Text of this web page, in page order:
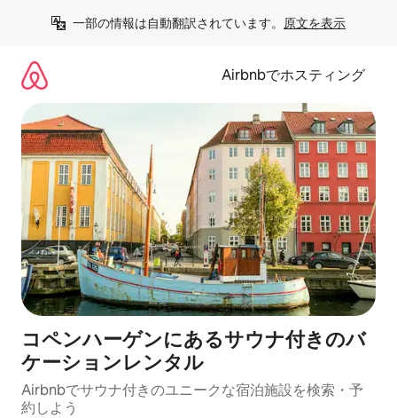
一部の情報は自動翻訳されています。 原文を表示
Airbnbでホスティング
コペンハーゲンにあるサウナ付きのバ
ケーションレンタル
Airbnbでサウナ付きのユニークな宿泊施設を検索・予
約しよう